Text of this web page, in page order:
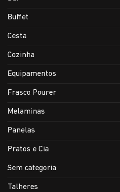
Buffet
Cesta
Cozinha
Equipamentos
Frasco Pourer
Melaminas
Panelas
Pratos e Cia
Sem categoria
Talheres